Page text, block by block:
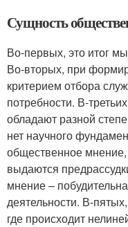
Сущность
Во-первых, это итог
Во-вторых, при
критерием отбора
потребности. В-
обладают разной
нет научного
общественное
выдаются
мнение –
деятельности. В-
где происходит